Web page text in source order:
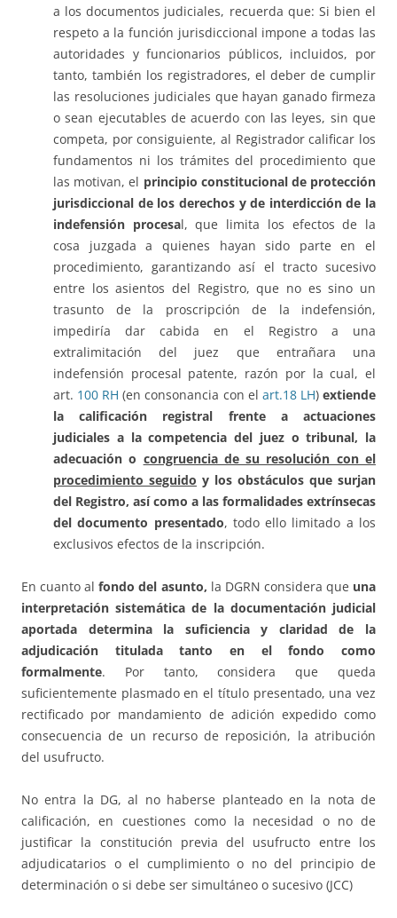
a los documentos judiciales, recuerda que: Si bien el
respeto a la función jurisdiccional impone a todas las
autoridades y funcionarios públicos, incluidos, por
tanto, también los registradores, el deber de cumplir
las resoluciones judiciales que hayan ganado firmeza
o sean ejecutables de acuerdo con las leyes, sin que
competa, por consiguiente, al Registrador calificar los
fundamentos ni los trámites del procedimiento que
las motivan, el principio constitucional de protección
jurisdiccional de los derechos y de interdicción de la
indefensión procesal, que limita los efectos de la
cosa juzgada a quienes hayan sido parte en el
procedimiento, garantizando así el tracto sucesivo
entre los asientos del Registro, que no es sino un
trasunto de la proscripción de la indefensión,
impediría dar cabida en el Registro a una
extralimitación del juez que entrañara una
indefensión procesal patente, razón por la cual, el
art. 100 RH (en consonancia con el art.18 LH)extiende
la calificación registral frente a actuaciones
judiciales a la competencia del juez o tribunal, la
adecuación o congruencia de su resolución con el
procedimiento seguido y los obstáculos que surjan
del Registro, así como a las formalidades extrínsecas
del documento presentado, todo ello limitado a los
exclusivos efectos de la inscripción.
En cuanto alfondo del asunto, la DGRN considera que una
interpretación sistemática de la documentación judicial
aportada determina la suficiencia y claridad de la
adjudicación titulada tanto en el fondo como
formalmente. Por tanto, considera que queda
suficientemente plasmado en el título presentado, una vez
rectificado por mandamiento de adición expedido como
consecuencia de un recurso de reposición, la atribución
del usufructo.
No entra la DG, al no haberse planteado en la nota de
calificación, en cuestiones como la necesidad o no de
justificar la constitución previa del usufructo entre los
adjudicatarios o el cumplimiento o no del principio de
determinación o si debe ser simultáneo o sucesivo (JCC)